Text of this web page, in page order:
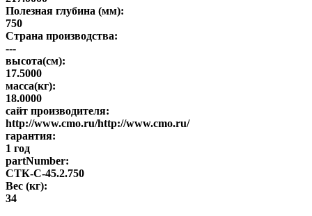
Полезная глубина (мм):
750
Страна производства:
---
высота(см):
17.5000
масса(кг):
18.0000
сайт производителя:
http://www.cmo.ru/http://www.cmo.ru/
гарантия:
1 год
partNumber:
СТК-С-45.2.750
Вес (кг):
34